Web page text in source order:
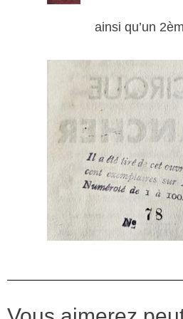
ainsi qu’un